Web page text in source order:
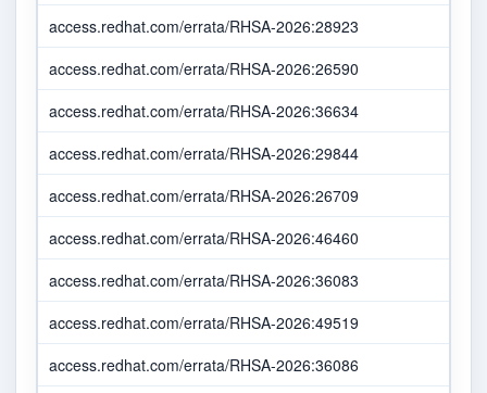
access.redhat.com/errata/RHSA-2026:28923
access.redhat.com/errata/RHSA-2026:26590
access.redhat.com/errata/RHSA-2026:36634
access.redhat.com/errata/RHSA-2026:29844
access.redhat.com/errata/RHSA-2026:26709
access.redhat.com/errata/RHSA-2026:46460
access.redhat.com/errata/RHSA-2026:36083
access.redhat.com/errata/RHSA-2026:49519
access.redhat.com/errata/RHSA-2026:36086